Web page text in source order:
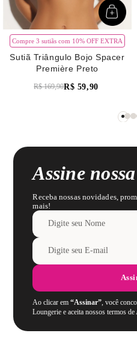
Compre 3 sutiãs com 10% OFF EXTRA
Sutiã Triângulo Bojo Spacer
Première Preto
R$ 169,90R$ 59,90
Assine
Receba nossas novidades,
mais!
Ao clicar em“Assinar”, você
Loungerie e aceita nossos termos